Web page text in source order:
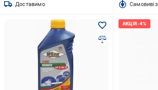
Доставимо Cамовивіз